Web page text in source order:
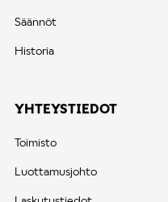
Säännöt
Historia
YHTEYSTIEDOT
Toimisto
Luottamusjohto